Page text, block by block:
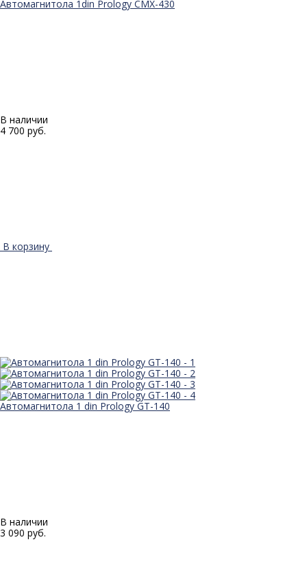
Автомагнитола 1din Prology CMX-430
В наличии
4 700 руб.
В корзину
Автомагнитола 1 din Prology GT-140
В наличии
3 090 руб.